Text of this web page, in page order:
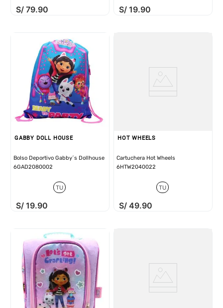
S/ 79.90 S/ 19.90
GABBY DOLL HOUSE
Bolso Deportivo Gabby´s Dollhouse
6GAD2080002
TU
S/ 19.90
HOT WHEELS
Cartuchera Hot Wheels
6HTW2040022
TU
S/ 49.90